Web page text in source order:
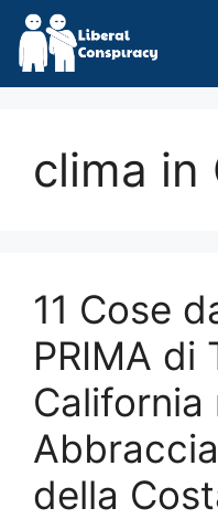
Skip
content
clima in
11 Cose
PRIMA di
California
della